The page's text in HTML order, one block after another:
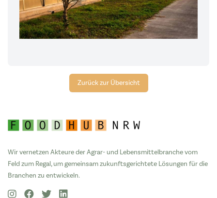
Zurück zur Übersicht
Wir vernetzen Akteure der Agrar- und Lebensmittelbranche vom
Feld zum Regal, um gemeinsam zukunftsgerichtete Lösungen für die
Branchen zu entwickeln.